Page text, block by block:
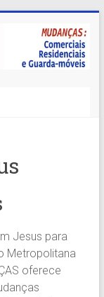
Jesus para
Metropolitana
oferece